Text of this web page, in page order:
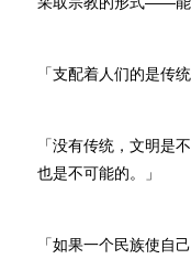
「支配着人们的是传
「没有传统，文明是
也是不可能的。」
「如果一个民族使自